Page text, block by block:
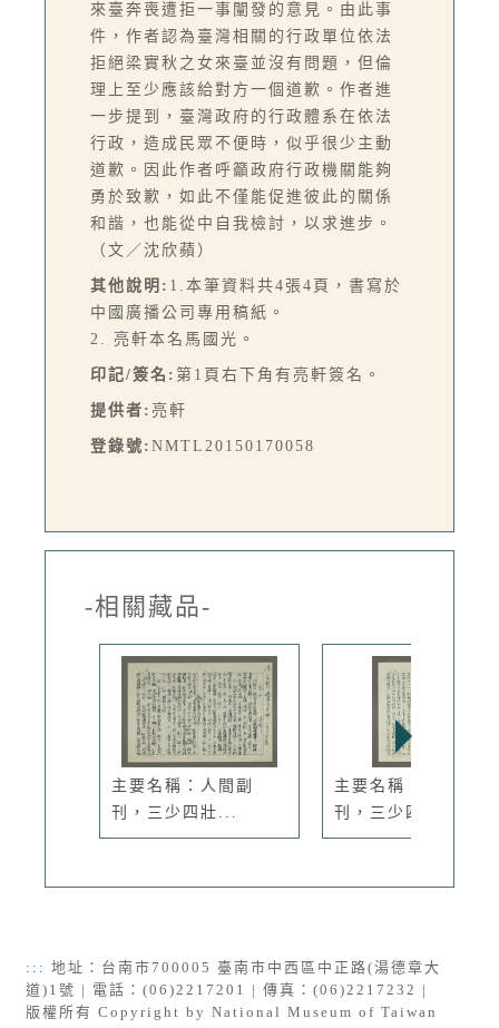
來臺奔喪遭拒一事闡發的意見。由此事
件，作者認為臺灣相關的行政單位依法
拒絕梁實秋之女來臺並沒有問題，但倫
理上至少應該給對方一個道歉。作者進
一步提到，臺灣政府的行政體系在依法
行政，造成民眾不便時，似乎很少主動
道歉。因此作者呼籲政府行政機關能夠
勇於致歉，如此不僅能促進彼此的關係
和諧，也能從中自我檢討，以求進步。
（文／沈欣蘋）
其他說明: 1.本筆資料共4張4頁，書寫於
中國廣播公司專用稿紙。
2. 亮軒本名馬國光。
印記/簽名: 第1頁右下角有亮軒簽名。
提供者: 亮軒
登錄號: NMTL20150170058
-相關藏品-
主要名稱：人間副
刊，三少四壯...
主要名稱：人間副
刊，三少四壯...
::: 地址：台南市700005 臺南市中西區中正路(湯德章大
道)1號 | 電話：(06)2217201 | 傳真：(06)2217232 |
版權所有 Copyright by National Museum of Taiwan